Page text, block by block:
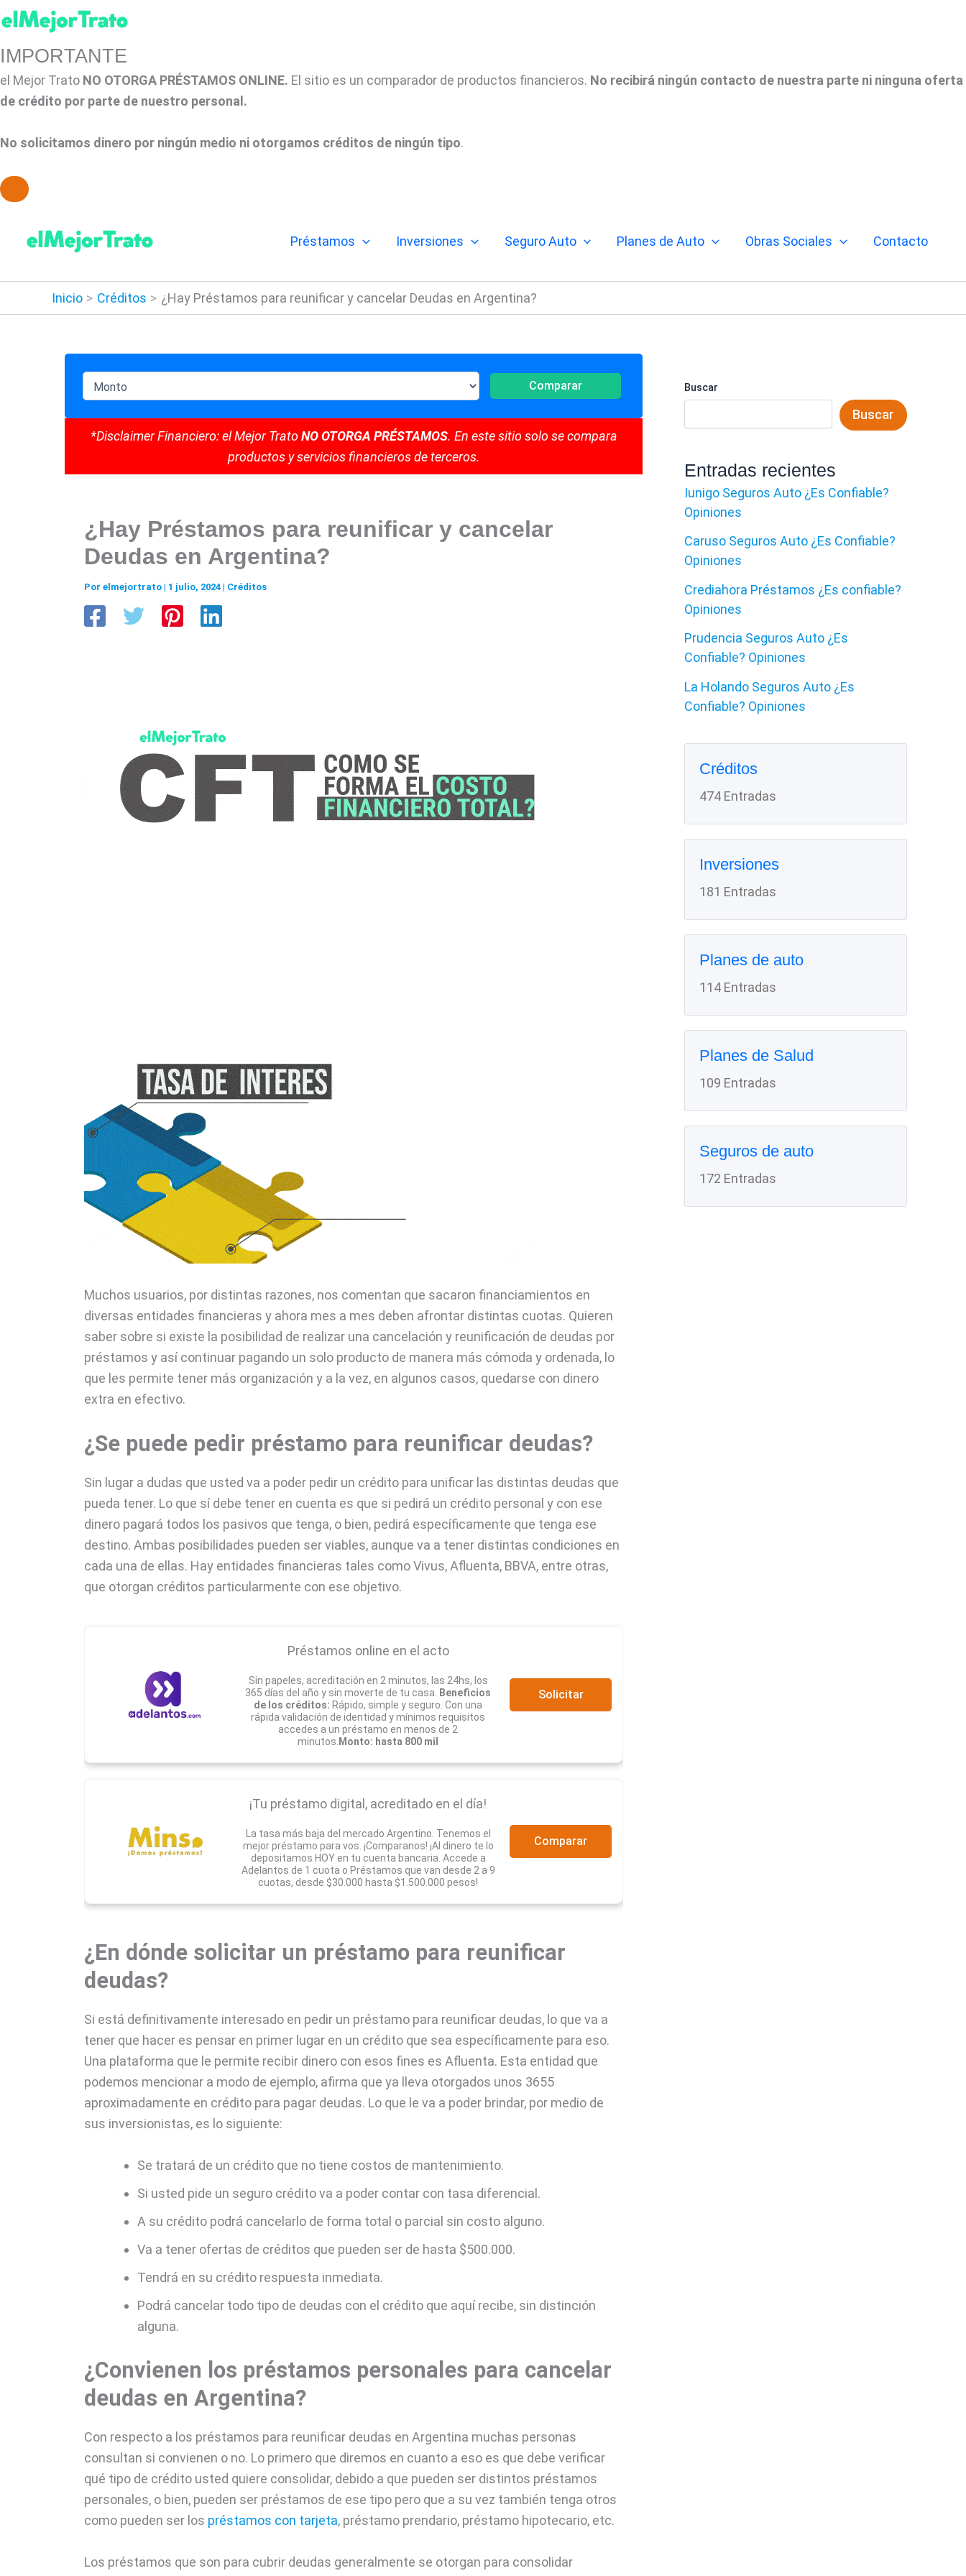
IMPORTANTE
el Mejor Trato NO OTORGA PRÉSTAMOS ONLINE. El sitio es un comparador de productos financieros. No recibirá ningún contacto de nuestra parte ni ninguna oferta
de crédito por parte de nuestro personal.
No solicitamos dinero por ningún medio ni otorgamos créditos de ningún tipo.
contenido
Préstamos Inversiones Seguro Auto Planes de Auto Obras Sociales Contacto
Inicio Créditos ¿Hay Préstamos para reunificar y cancelar Deudas en Argentina?
Comparar
*Disclaimer Financiero: el Mejor TratoNO OTORGA PRÉSTAMOS. En este sitio solo se compara
productos y servicios financieros de terceros.
¿Hay Préstamos para reunificar y cancelar
Deudas en Argentina?
Por elmejortrato | 1 julio, 2024 | Créditos
Muchos usuarios, por distintas razones, nos comentan que sacaron financiamientos en
diversas entidades financieras y ahora mes a mes deben afrontar distintas cuotas. Quieren
saber sobre si existe la posibilidad de realizar una cancelación y reunificación de deudas por
préstamos y así continuar pagando un solo producto de manera más cómoda y ordenada, lo
que les permite tener más organización y a la vez, en algunos casos, quedarse con dinero
extra en efectivo.
¿Se puede pedir préstamo para reunificar deudas?
Sin lugar a dudas que usted va a poder pedir un crédito para unificar las distintas deudas que
pueda tener. Lo que sí debe tener en cuenta es que si pedirá un crédito personal y con ese
dinero pagará todos los pasivos que tenga, o bien, pedirá específicamente que tenga ese
destino. Ambas posibilidades pueden ser viables, aunque va a tener distintas condiciones en
cada una de ellas. Hay entidades financieras tales como Vivus, Afluenta, BBVA, entre otras,
que otorgan créditos particularmente con ese objetivo.
Préstamos online en el acto
Sin papeles, acreditación en 2 minutos, las 24hs, los
365 días del año y sin moverte de tu casa.
Beneficios
de los créditos: Rápido, simple y seguro. Con una
rápida validación de identidad y mínimos requisitos
accedes a un préstamo en menos de 2
minutos. Monto: hasta 800 mil
Solicitar
¡Tu préstamo digital, acreditado en el día!
La tasa más baja del mercado Argentino. Tenemos el
mejor préstamo para vos. ¡Comparanos! ¡Al dinero te lo
depositamos HOY en tu cuenta bancaria. Accede a
Adelantos de 1 cuota o Préstamos que van desde 2 a 9
cuotas, desde $30.000 hasta $1.500.000 pesos!
Comparar
¿En dónde solicitar un préstamo para reunificar
deudas?
Si está definitivamente interesado en pedir un préstamo para reunificar deudas, lo que va a
tener que hacer es pensar en primer lugar en un crédito que sea específicamente para eso.
Una plataforma que le permite recibir dinero con esos fines es Afluenta. Esta entidad que
podemos mencionar a modo de ejemplo, afirma que ya lleva otorgados unos 3655
aproximadamente en crédito para pagar deudas. Lo que le va a poder brindar, por medio de
sus inversionistas, es lo siguiente:
Se tratará de un crédito que no tiene costos de mantenimiento.
Si usted pide un seguro crédito va a poder contar con tasa diferencial.
A su crédito podrá cancelarlo de forma total o parcial sin costo alguno.
Va a tener ofertas de créditos que pueden ser de hasta $500.000.
Tendrá en su crédito respuesta inmediata.
Podrá cancelar todo tipo de deudas con el crédito que aquí recibe, sin distinción
alguna.
¿Convienen los préstamos personales para cancelar
deudas en Argentina?
Con respecto a los préstamos para reunificar deudas en Argentina muchas personas
consultan si convienen o no. Lo primero que diremos en cuanto a eso es que debe verificar
qué tipo de crédito usted quiere consolidar, debido a que pueden ser distintos préstamos
personales, o bien, pueden ser préstamos de ese tipo pero que a su vez también tenga otros
como pueden ser los préstamos con tarjeta, préstamo prendario, préstamo hipotecario, etc.
Los préstamos que son para cubrir deudas generalmente se otorgan para consolidar
Buscar
Buscar
Entradas recientes
Iunigo Seguros Auto ¿Es Confiable?
Opiniones
Caruso Seguros Auto ¿Es Confiable?
Opiniones
Crediahora Préstamos ¿Es confiable?
Opiniones
Prudencia Seguros Auto ¿Es
Confiable? Opiniones
La Holando Seguros Auto ¿Es
Confiable? Opiniones
Créditos
474 Entradas
Inversiones
181 Entradas
Planes de auto
114 Entradas
Planes de Salud
109 Entradas
Seguros de auto
172 Entradas